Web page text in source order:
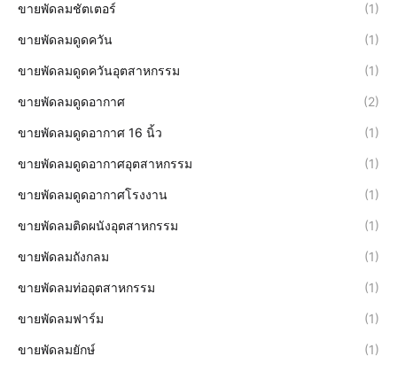
ขายพัดลมชัตเตอร์ (1)
ขายพัดลมดูดควัน (1)
ขายพัดลมดูดควันอุตสาหกรรม (1)
ขายพัดลมดูดอากาศ (2)
ขายพัดลมดูดอากาศ 16 นิ้ว (1)
ขายพัดลมดูดอากาศอุตสาหกรรม (1)
ขายพัดลมดูดอากาศโรงงาน (1)
ขายพัดลมติดผนังอุตสาหกรรม (1)
ขายพัดลมถังกลม (1)
ขายพัดลมท่ออุตสาหกรรม (1)
ขายพัดลมฟาร์ม (1)
ขายพัดลมยักษ์ (1)